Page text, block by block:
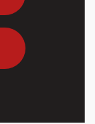
до конца